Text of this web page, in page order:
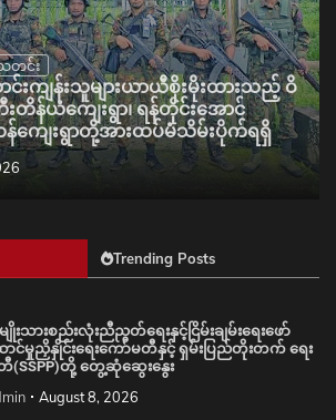
တင်း
းကျန်းသူများယာယီစိုးမိုးထားသည့် ဝိ
တိန်ယံကျေးရွာ၊ ရန်တိုင်းအောင်
န်ကျေးရွာတို့အားထပ်မံသိမ်းပိုက်ရရှိ
Trending Posts
းသားစည်းလုံးညီညွတ်ရေးနှင့်ငြိမ်းချမ်းရေးဖော်
ာင်မှုညှိနှိုင်းရေးကော်မတီနှင့် ရှမ်းပြည်တိုးတက် ရေး
တီ(SSPP)တို့ တွေ့ဆုံဆွေးနွေး
August 8, 2026